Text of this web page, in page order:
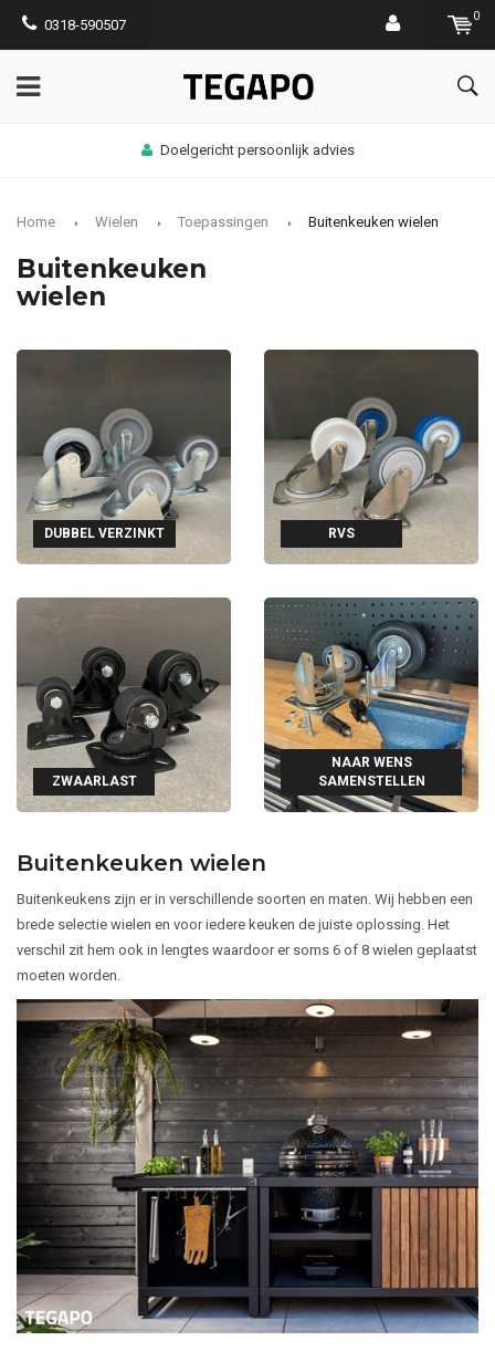
0318-590507
0
Doelgericht persoonlijk advies
Home Wielen Toepassingen Buitenkeuken wielen
Buitenkeuken
wielen
DUBBEL VERZINKT RVS
ZWAARLAST
NAAR WENS
SAMENSTELLEN
Buitenkeuken wielen
Buitenkeukens zijn er in verschillende soorten en maten. Wij hebben een
brede selectie wielen en voor iedere keuken de juiste oplossing. Het
verschil zit hem ook in lengtes waardoor er soms 6 of 8 wielen geplaatst
moeten worden.